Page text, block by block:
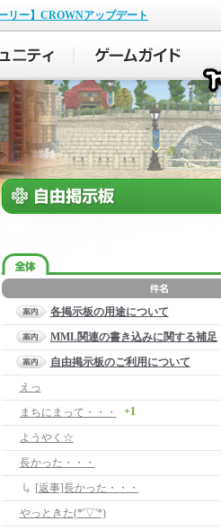
リー】CROWNアップデート
各掲示板の用途について
MML関連の書き込みに関する補足
自由掲示板のご利用について
えっ
まちにまって・・・
+1
ようやく☆
長かった・・・
[返事]長かった・・・
やっときた(*'▽'*)